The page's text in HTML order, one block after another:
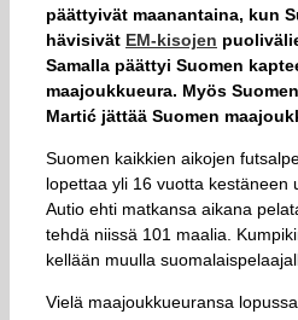
päättyivät maanantaina, kun
hävisivät EM-kisojen
Samalla päättyi Suomen
maajoukkueura. Myös
Martić jättää Suomen
Suomen kaikkien aikojen
lopettaa yli 16 vuotta kestäneen
Autio ehti matkansa aikana
tehdä niissä 101 maalia.
kellään muulla
Vielä maajoukkueuransa